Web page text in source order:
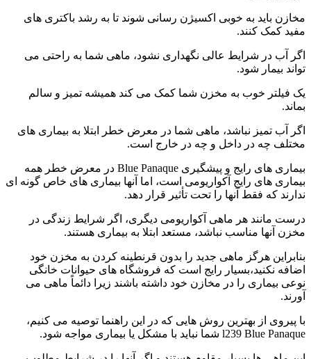
مخازن باید به خوبی اکسیژن رسانی شوند تا به رشد باکتری های
مفید کمک کنند.
اگر آب در شرایط عالی نگهداری نشود، ماهی شما به راحتی می
تواند بیمار شود.
یک فیلتر خوب به مخزن شما کمک می کند همیشه تمیز و سالم
بماند.
اگر آب تمیز نباشد، ماهی شما در معرض خطر ابتلا به بیماری های
مختلف چه در داخل و چه در خارج است.
بیماری های رایج و پیشگیری Blue Panaque در معرض خطر همه
بیماری های رایج آکواریومی است، اما آنها بیماری های خاص گونه ای
ندارند که فقط آنها را تحت تأثیر قرار دهد.
درست مانند هر ماهی آکواریومی دیگری، اگر شرایط زندگی در
مخزن آنها مناسب نباشد، مستعد ابتلا به بیماری هستند.
بنابراین هرگز ماهی جدید را بدون قرنطینه کردن به مخزن خود
اضافه نکنید،بسیار رایج است که فروشگاه های حیوانات خانگی
نوعی بیماری را در مخازن خود داشته باشند زیرا دائماً ماهی می
آورند.
با پیروی از بهترین روش هایی که در این راهنما توصیه می کنیم،
l239 Blue Panaque شما نباید با مشکل یا بیماری مواجه شود.